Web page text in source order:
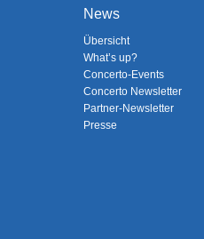
News
Übersicht
What’s up?
Concerto-Events
Concerto Newsletter
Partner-Newsletter
Presse